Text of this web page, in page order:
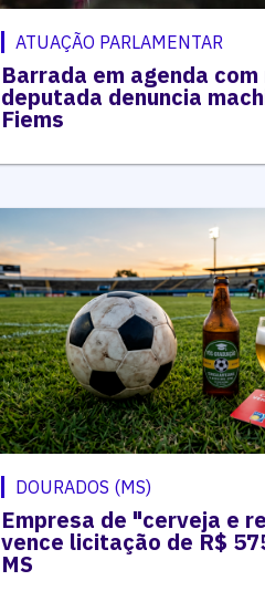
ATUAÇÃO PARLAMENTAR
Barrada em agenda
deputada denuncia
Fiems
DOURADOS (MS)
Empresa de "cerveja e
vence licitação de R$
MS